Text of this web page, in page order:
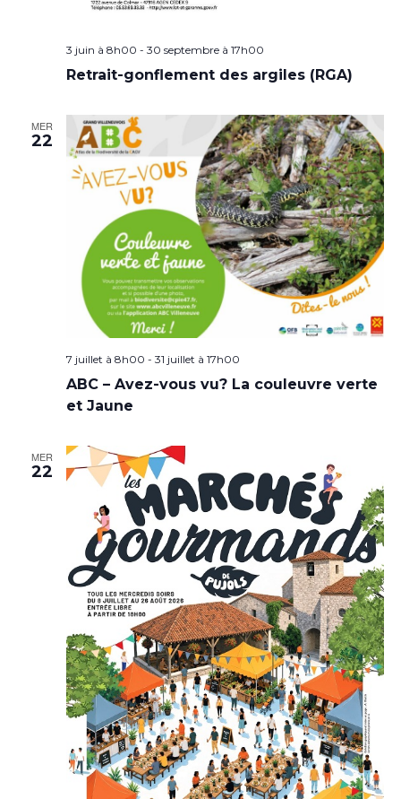
3 juin à 8h00 - 30 septembre à 17h00
Retrait-gonflement des argiles (RGA)
MER
22
7 juillet à 8h00 - 31 juillet à 17h00
ABC – Avez-vous vu? La couleuvre verte
et Jaune
MER
22